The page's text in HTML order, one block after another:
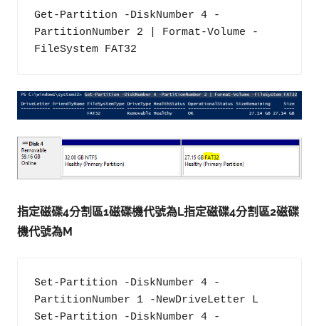
Get-Partition -DiskNumber 4 -
PartitionNumber 2 | Format-Volume -
FileSystem FAT32
指定磁碟4分割區1磁碟機代號為L指定磁碟4分割區2磁碟
機代號為M
Set-Partition -DiskNumber 4 -
PartitionNumber 1 -NewDriveLetter L
Set-Partition -DiskNumber 4 -